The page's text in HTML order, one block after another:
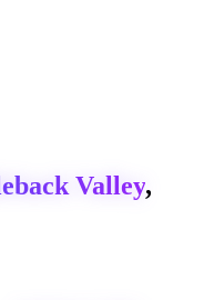
Valley,